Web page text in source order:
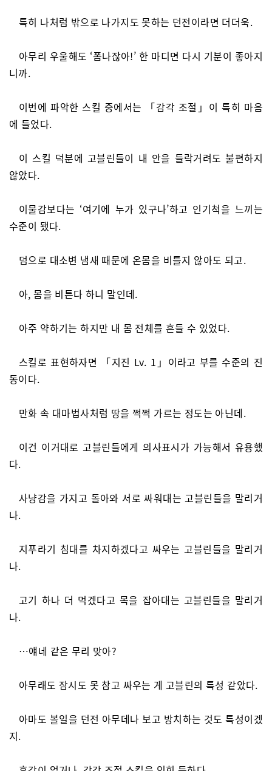
특히 나처럼 밖으로 나가지도 못하는 던전이라면 더더욱.
아무리 우울해도 ‘폼나잖아!’ 한 마디면 다시 기분이 좋아지
니까.
이번에 파악한 스킬 중에서는 「감각 조절」이 특히 마음
에 들었다.
이 스킬 덕분에 고블린들이 내 안을 들락거려도 불편하지
않았다.
이물감보다는 ‘여기에 누가 있구나’하고 인기척을 느끼는
수준이 됐다.
덤으로 대소변 냄새 때문에 온몸을 비틀지 않아도 되고.
아, 몸을 비튼다 하니 말인데.
아주 약하기는 하지만 내 몸 전체를 흔들 수 있었다.
스킬로 표현하자면 「지진 Lv. 1」이라고 부를 수준의 진
동이다.
만화 속 대마법사처럼 땅을 쩍쩍 가르는 정도는 아닌데.
이건 이거대로 고블린들에게 의사표시가 가능해서 유용했
다.
사냥감을 가지고 돌아와 서로 싸워대는 고블린들을 말리거
나.
지푸라기 침대를 차지하겠다고 싸우는 고블린들을 말리거
나.
고기 하나 더 먹겠다고 목을 잡아대는 고블린들을 말리거
나.
…얘네 같은 무리 맞아?
아무래도 잠시도 못 참고 싸우는 게 고블린의 특성 같았다.
아마도 볼일을 던전 아무데나 보고 방치하는 것도 특성이겠
지.